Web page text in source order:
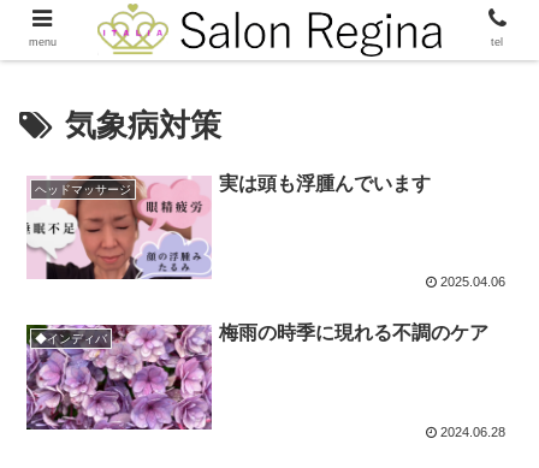
気象病対策
ヘッドマッサージ 実は頭も浮腫んでいます
2025.04.06
◆インディバ 梅雨の時季に現れる不調のケア
2024.06.28
menu tel